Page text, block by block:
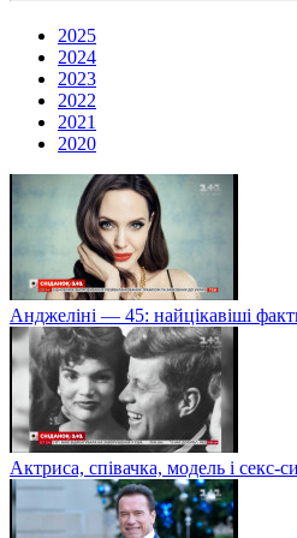
2025
2024
2023
2022
2021
2020
Анджеліні — 45: найцікавіші
Актриса, співачка, модель і секс-